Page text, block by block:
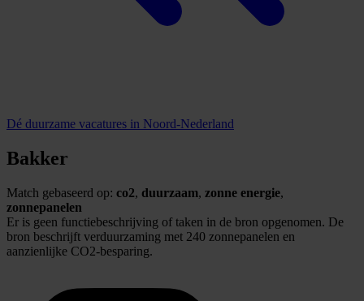
Dé duurzame vacatures in Noord-Nederland
Bakker
Match gebaseerd op: co2, duurzaam, zonne energie,
zonnepanelen
Er is geen functiebeschrijving of taken in de bron opgenomen. De
bron beschrijft verduurzaming met 240 zonnepanelen en
aanzienlijke CO2-besparing.